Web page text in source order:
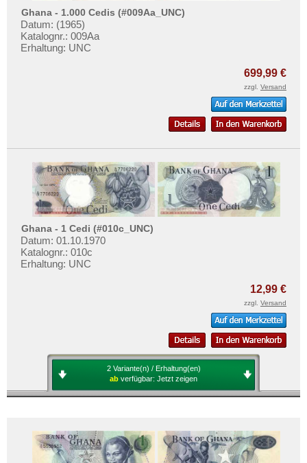
Ghana - 1.000 Cedis (#009Aa_UNC)
Datum: (1965)
Katalognr.: 009Aa
Erhaltung: UNC
699,99 €
zzgl. Versand
Ghana - 1 Cedi (#010c_UNC)
Datum: 01.10.1970
Katalognr.: 010c
Erhaltung: UNC
12,99 €
zzgl. Versand
2 Variante(n) / Erhaltung(en)
ab verfügbar: Jetzt zeigen